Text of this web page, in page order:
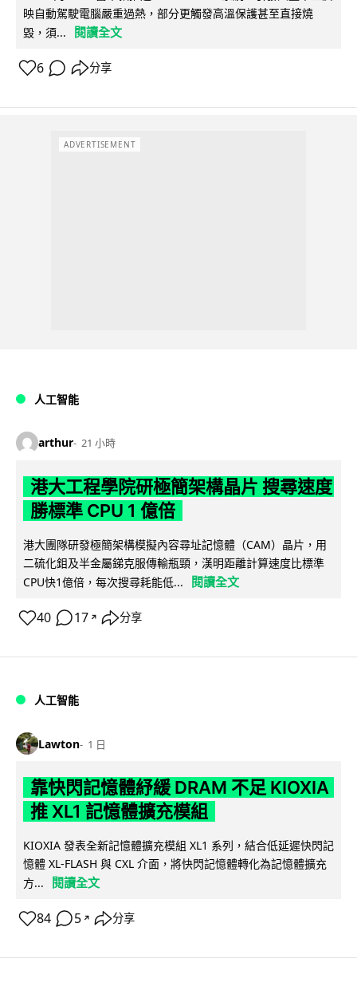
映自動駕駛電腦嚴重過熱，部分更觸發高溫保護甚至直接燒
毀，須...
閱讀全文
6 分享
ADVERTISEMENT
人工智能
arthur 21 小時
港大工程學院研極簡架構晶片 搜尋速度
勝標準 CPU 1 億倍
港大團隊研發極簡架構模擬內容尋址記憶體（CAM）晶片，用
二硫化鉬及半金屬銻克服傳輸瓶頸，漢明距離計算速度比標準
CPU快1億倍，每次搜尋耗能低...
閱讀全文
40 17 ↗ 分享
人工智能
Lawton 1 日
靠快閃記憶體紓緩 DRAM 不足 KIOXIA
推 XL1 記憶體擴充模組
KIOXIA 發表全新記憶體擴充模組 XL1 系列，結合低延遲快閃記
憶體 XL-FLASH 與 CXL 介面，將快閃記憶體轉化為記憶體擴充
方...
閱讀全文
84 5 ↗ 分享